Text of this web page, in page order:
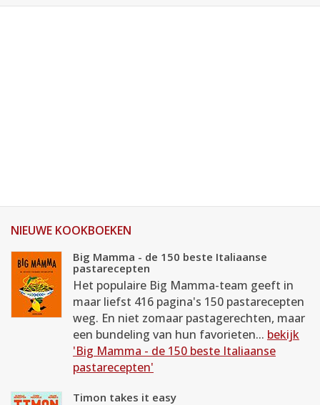
NIEUWE KOOKBOEKEN
Big Mamma - de 150 beste Italiaanse
pastarecepten
Het populaire Big Mamma-team geeft in
maar liefst 416 pagina's 150 pastarecepten
weg. En niet zomaar pastagerechten, maar
een bundeling van hun favorieten... bekijk
'Big Mamma - de 150 beste Italiaanse
pastarecepten'
Timon takes it easy